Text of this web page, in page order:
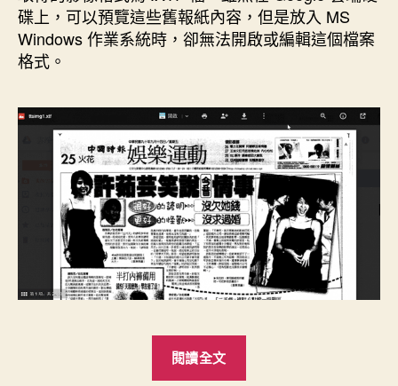
碟上，可以預覽這些舊報紙內容，但是放入 MS
Windows 作業系統時，卻無法開啟或編輯這個檔案
格式。
閱讀全文